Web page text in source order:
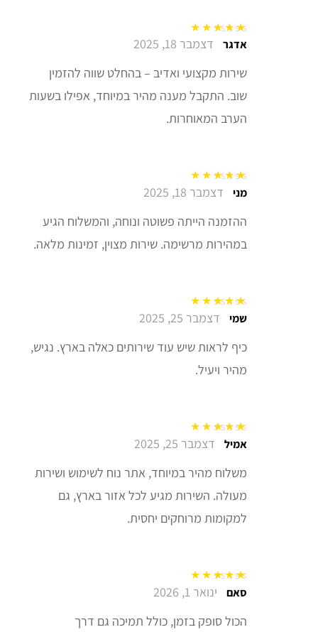
דורג5מתוך 5אדגר דצמבר 18, 2025
שירות מקצועי ואדיב – בהחלט שווה להזמין
שוב. התקבל מענה מהיר במיוחד, אפילו בשעות
הערב המאוחרות.
דורג5 מתוך 5 מני דצמבר 18, 2025
ההזמנה הייתה פשוטה ונוחה, והמשלוח הגיע
במהירות מרשימה. שירות מצוין, זמינות מלאה.
דורג5מתוך 5 שמי דצמבר 25, 2025
כיף לראות שיש עוד שירותים כאלה בארץ. נגיש,
מהיר ויעיל.
דורג5מתוך 5אמיל דצמבר 25, 2025
משלוח מהיר במיוחד, אתר נוח לשימוש ושירות
מעולה. השירות מגיע לכל אזור בארץ, גם
למקומות מרוחקים יחסית.
דורג5מתוך 5סאם ינואר 1, 2026
הכול סופק בזמן, כולל תמיכה גם דרך